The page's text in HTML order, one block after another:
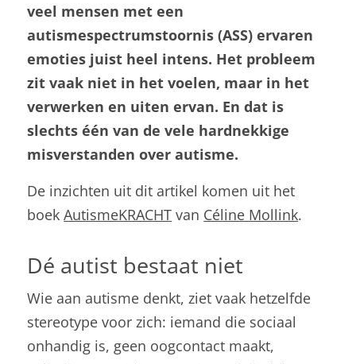
veel mensen met een
autismespectrumstoornis (ASS) ervaren
emoties juist heel intens. Het probleem
zit vaak niet in het voelen, maar in het
verwerken en uiten ervan. En dat is
slechts één van de vele hardnekkige
misverstanden over autisme.
De inzichten uit dit artikel komen uit het
boekAutismeKRACHT van Céline Mollink.
Dé autist bestaat niet
Wie aan autisme denkt, ziet vaak hetzelfde
stereotype voor zich: iemand die sociaal
onhandig is, geen oogcontact maakt,